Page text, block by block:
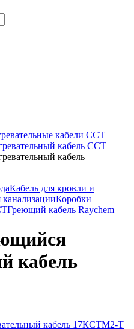
кабели ССТ
кабель ССТ
кабель
Кабель для кровли и
Коробки
Греющий кабель Raychem
кабель